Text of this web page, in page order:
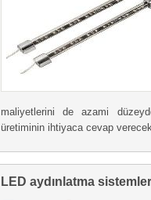
maliyetlerini de azami
üretiminin ihtiyaca cevap
LED aydınlatma